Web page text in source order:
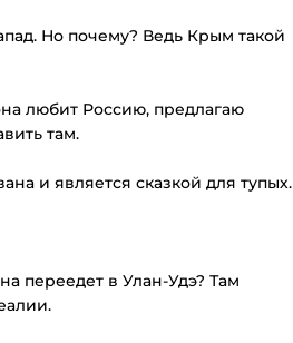
Но почему? Ведь Крым такой
любит Россию, предлагаю
там.
и является сказкой для тупых.
переедет в Улан-Удэ? Там